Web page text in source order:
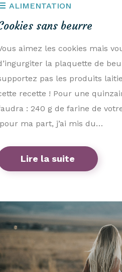
ALIMENTATION
sans beurre
aimez les cookies mais
la plaquette de
pas les produits
recette ! Pour une
: 240 g de farine de
ma part, j’ai mis du…
Lire la suite